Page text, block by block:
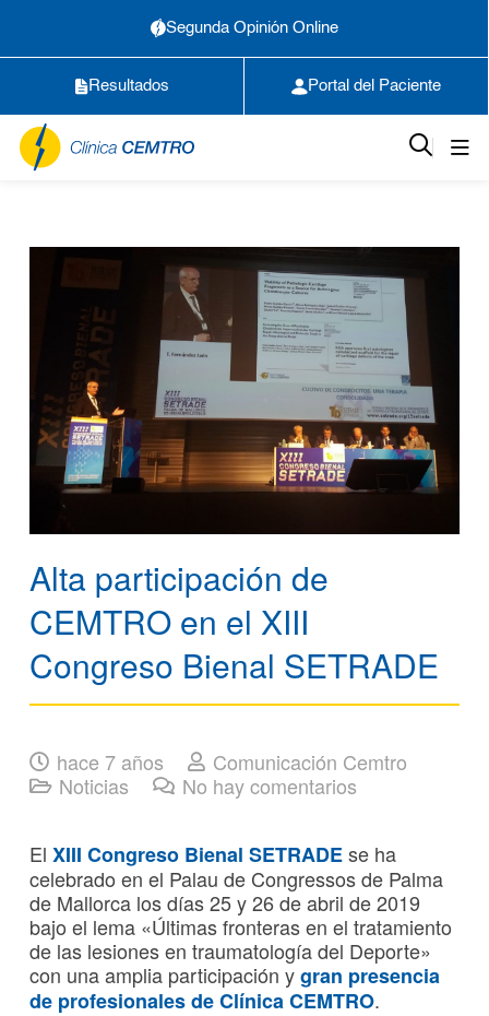
Segunda Opinión Online
Resultados Portal del Paciente
Alta participación de
CEMTRO en el XIII
Congreso Bienal SETRADE
hace 7 años
Comunicación Cemtro
Noticias
No hay comentarios
El XIII Congreso Bienal SETRADEse ha
celebrado en el Palau de Congressos de Palma
de Mallorca los días 25 y 26 de abril de 2019
bajo el lema «Últimas fronteras en el tratamiento
de las lesiones en traumatología del Deporte»
con una amplia participación ygran presencia
de profesionales de Clínica CEMTRO.